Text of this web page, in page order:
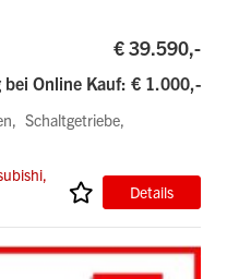
€ 39.590,-
bei Online Kauf: € 1.000,-
Schaltgetriebe
Details